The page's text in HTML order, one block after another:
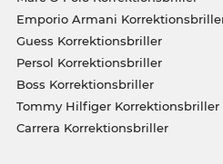
Emporio Armani
Guess Korrektionsbriller
Persol Korrektionsbriller
Boss Korrektionsbriller
Tommy Hilfiger Korrektionsbriller
Carrera Korrektionsbriller